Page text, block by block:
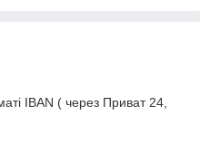
IBAN ( через Приват 24,